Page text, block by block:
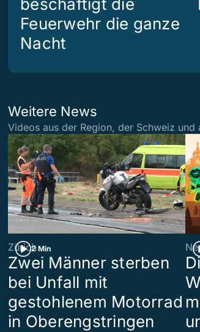
beschäftigt die
Feuerwehr die ganze
Nacht
Weitere News
Videos aus der Region, der Schweiz und
2 Min
Zürich
Zwei Männer sterben
bei Unfall mit
gestohlenem Motorrad
in Oberengstringen